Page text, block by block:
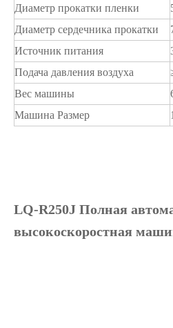
Диаметр прокатки пленки
Диаметр сердечника прокатки
Источник питания
Подача давления воздуха
Вес машины
Машина Размер
LQ-R250J Полная
высокоскоростная